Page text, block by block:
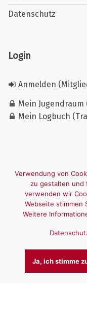
Datenschutz
Login
Anmelden
Mein Jugendraum
Mein Logbuch
Verwendung von
zu gestalten und
verwenden wir
Webseite stimmen
Weitere
Ja, ich stimme